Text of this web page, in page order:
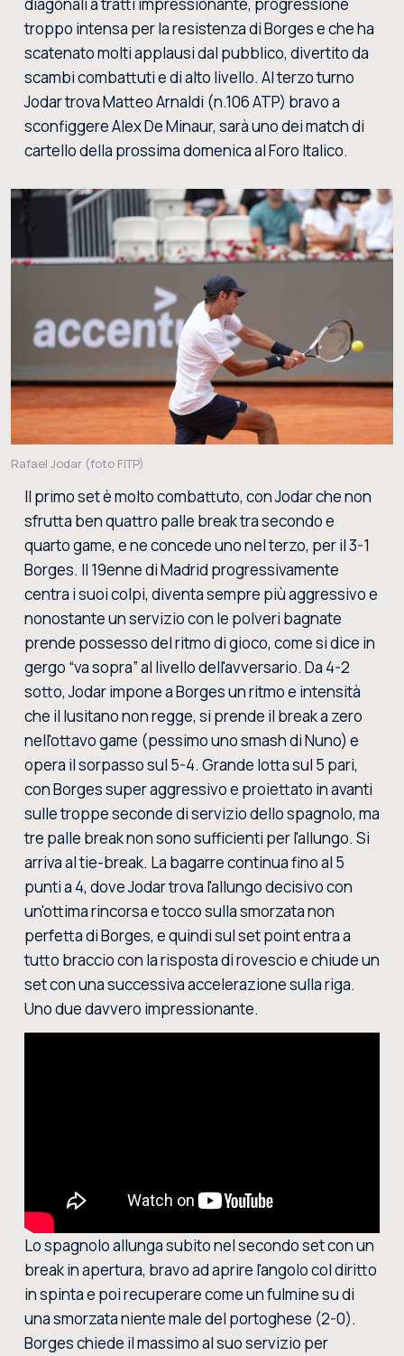
diagonali a tratti impressionante, progressione
troppo intensa per la resistenza di Borges e che ha
scatenato molti applausi dal pubblico, divertito da
scambi combattuti e di alto livello. Al terzo turno
Jodar trova Matteo Arnaldi (n.106 ATP) bravo a
sconfiggere Alex De Minaur, sarà uno dei match di
cartello della prossima domenica al Foro Italico.
Rafael Jodar (foto FITP)
Il primo set è molto combattuto, con Jodar che non
sfrutta ben quattro palle break tra secondo e
quarto game, e ne concede uno nel terzo, per il 3-1
Borges. Il 19enne di Madrid progressivamente
centra i suoi colpi, diventa sempre più aggressivo e
nonostante un servizio con le polveri bagnate
prende possesso del ritmo di gioco, come si dice in
gergo “va sopra” al livello dell'avversario. Da 4-2
sotto, Jodar impone a Borges un ritmo e intensità
che il lusitano non regge, si prende il break a zero
nell'ottavo game (pessimo uno smash di Nuno) e
opera il sorpasso sul 5-4. Grande lotta sul 5 pari,
con Borges super aggressivo e proiettato in avanti
sulle troppe seconde di servizio dello spagnolo, ma
tre palle break non sono sufficienti per l'allungo. Si
arriva al tie-break. La bagarre continua fino al 5
punti a 4, dove Jodar trova l'allungo decisivo con
un'ottima rincorsa e tocco sulla smorzata non
perfetta di Borges, e quindi sul set point entra a
tutto braccio con la risposta di rovescio e chiude un
set con una successiva accelerazione sulla riga.
Uno due davvero impressionante.
Lo spagnolo allunga subito nel secondo set con un
break in apertura, bravo ad aprire l'angolo col diritto
in spinta e poi recuperare come un fulmine su di
una smorzata niente male del portoghese (2-0).
Borges chiede il massimo al suo servizio per